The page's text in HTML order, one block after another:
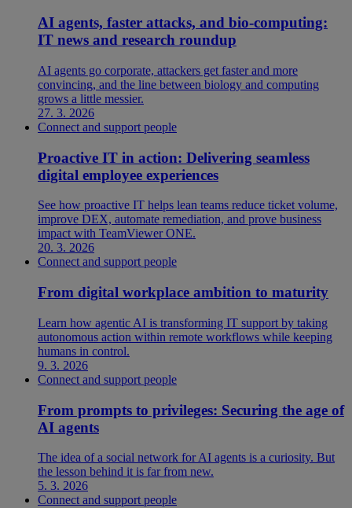
AI agents, faster attacks, and bio-computing:
IT news and research roundup
AI agents go corporate, attackers get faster and more
convincing, and the line between biology and computing
grows a little messier.
27. 3. 2026
Connect and support people
Proactive IT in action: Delivering seamless
digital employee experiences
See how proactive IT helps lean teams reduce ticket volume,
improve DEX, automate remediation, and prove business
impact with TeamViewer ONE.
20. 3. 2026
Connect and support people
From digital workplace ambition to maturity
Learn how agentic AI is transforming IT support by taking
autonomous action within remote workflows while keeping
humans in control.
9. 3. 2026
Connect and support people
From prompts to privileges: Securing the age of
AI agents
The idea of a social network for AI agents is a curiosity. But
the lesson behind it is far from new.
5. 3. 2026
Connect and support people